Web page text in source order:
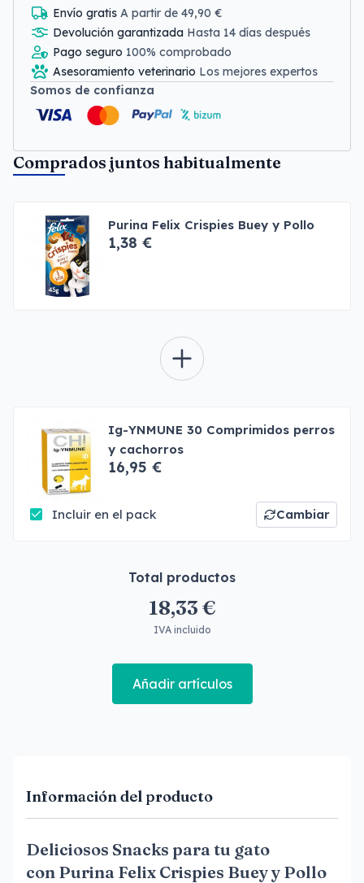
Envío gratis A partir de 49,90 €
Devolución garantizada Hasta 14 días después
Pago seguro 100% comprobado
Asesoramiento veterinario Los mejores expertos
Somos de confianza
Comprados juntos habitualmente
Purina Felix Crispies Buey y Pollo
1,38 €
Ig-YNMUNE 30 Comprimidos perros
y cachorros
16,95 €
Incluir en el pack Cambiar
Total productos
18,33 €
IVA incluido
Añadir artículos
Información del producto
Deliciosos Snacks para tu gato
con Purina Felix Crispies Buey y Pollo